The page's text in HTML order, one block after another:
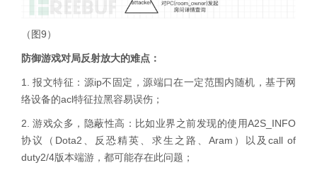
（图9）
防御游戏对局反射放大的难点：
1. 报文特征：源ip不固定，源端口在一定范围内随机，基于网
络设备的acl特征拉黑容易误伤；
2. 游戏众多，隐蔽性高：比如业界之前发现的使用A2S_INFO
协议（Dota2、反恐精英、求生之路、Aram）以及call of
duty2/4版本端游，都可能存在此问题；